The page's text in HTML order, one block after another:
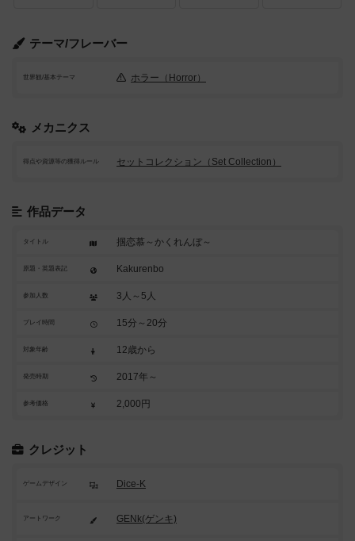
テーマ/フレーバー
世界観/基本テーマ ホラー（Horror）
メカニクス
得点や資源等の獲得ルール セットコレクション（Set Collection）
作品データ
タイトル 掴恋慕～かくれんぼ～
原題・英題表記 Kakurenbo
参加人数 3人～5人
プレイ時間 15分～20分
対象年齢 12歳から
発売時期 2017年～
参考価格 2,000円
クレジット
ゲームデザイン Dice-K
アートワーク GENk(ゲンキ)